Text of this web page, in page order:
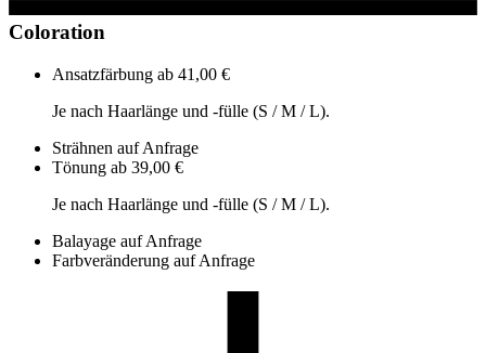
Coloration
Ansatzfärbung ab 41,00 €
Je nach Haarlänge und -fülle (S / M / L).
Strähnen auf Anfrage
Tönung ab 39,00 €
Je nach Haarlänge und -fülle (S / M / L).
Balayage auf Anfrage
Farbveränderung auf Anfrage